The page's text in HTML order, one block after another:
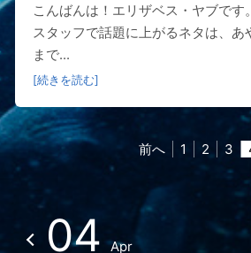
こんばんは！エリザベス・ヤブです
スタッフで話題に上がるネタは、あ
まで...
[続きを読む]
前へ 1 2 3
04 Apr